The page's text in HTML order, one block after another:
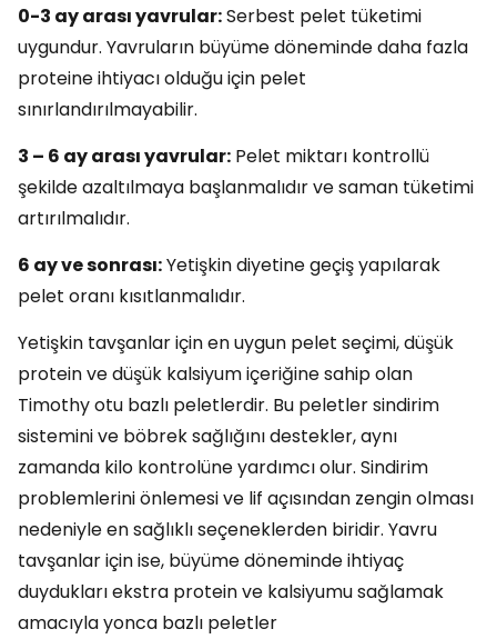
0-3 ay arası yavrular:Serbest pelet tüketimi
uygundur. Yavruların büyüme döneminde daha fazla
proteine ihtiyacı olduğu için pelet
sınırlandırılmayabilir.
3 – 6 ay arası yavrular: Pelet miktarı kontrollü
şekilde azaltılmaya başlanmalıdır ve saman tüketimi
artırılmalıdır.
6 ay ve sonrası:Yetişkin diyetine geçiş yapılarak
pelet oranı kısıtlanmalıdır.
Yetişkin tavşanlar için en uygun pelet seçimi, düşük
protein ve düşük kalsiyum içeriğine sahip olan
Timothy otu bazlı peletlerdir. Bu peletler sindirim
sistemini ve böbrek sağlığını destekler, aynı
zamanda kilo kontrolüne yardımcı olur. Sindirim
problemlerini önlemesi ve lif açısından zengin olması
nedeniyle en sağlıklı seçeneklerden biridir. Yavru
tavşanlar için ise, büyüme döneminde ihtiyaç
duydukları ekstra protein ve kalsiyumu sağlamak
amacıyla yonca bazlı peletler